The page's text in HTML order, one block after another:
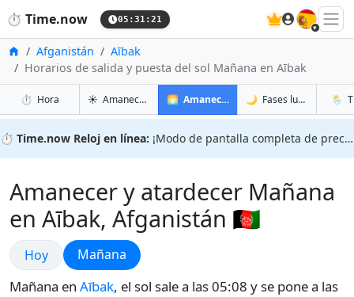
⏱️ Time.now 05:31:22 🇪🇸
InicioAfganistán
Aībak
Horarios de salida y puesta del sol Mañana en Aībak
⏱️ Horaen Aībak
☀️ Amanecer y atardecer en Aībak
🌅 Amanecer y atardecer mañana en
🌙 Fases lunares en🌦️
⏱️ Time.now Reloj en línea: ¡Modo de pantalla completa de precisión!
Amanecer y atardecer Mañana
en Aībak, Afganistán 🇦🇫
Amanecer y atardecer
Hoy Amanecer y atardecer
Mañana
Mañana en Aībak, el sol sale a las 05:08 y se pone a las